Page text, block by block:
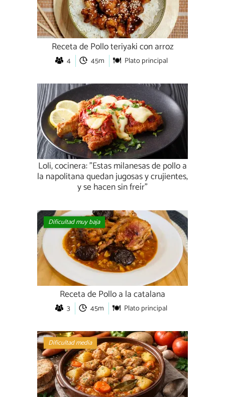
Receta de Pollo teriyaki con arroz
4 45m Plato principal
Loli, cocinera: "Estas milanesas de pollo a
la napolitana quedan jugosas y crujientes,
y se hacen sin freír"
Dificultad muy baja
Receta de Pollo a la catalana
3 45m Plato principal
Dificultad media